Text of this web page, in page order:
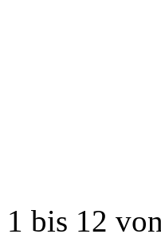
1 bis 12